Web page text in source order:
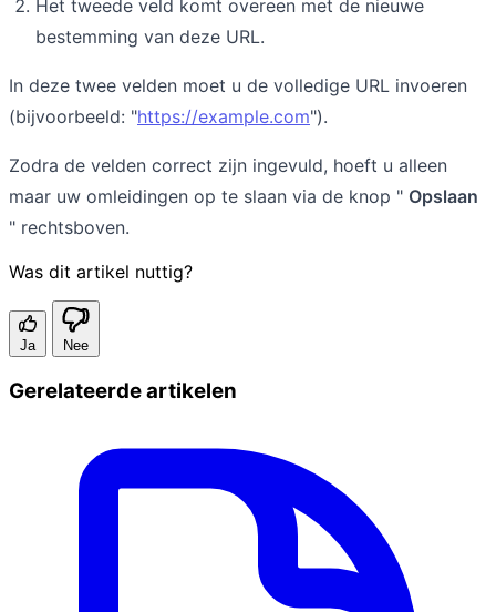
Het tweede veld komt overeen met de nieuwe
bestemming van deze URL.
In deze twee velden moet u de volledige URL invoeren
(bijvoorbeeld: "https://example.com").
Zodra de velden correct zijn ingevuld, hoeft u alleen
maar uw omleidingen op te slaan via de knop " Opslaan
" rechtsboven.
Was dit artikel nuttig?
Ja Nee
Gerelateerde artikelen